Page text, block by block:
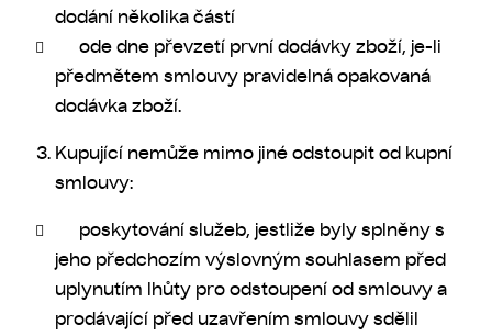
dodání několika částí
ode dne převzetí první dodávky zboží, je-li
předmětem smlouvy pravidelná opakovaná
dodávka zboží.
Kupující nemůže mimo jiné odstoupit od kupní
smlouvy:
poskytování služeb, jestliže byly splněny s
jeho předchozím výslovným souhlasem před
uplynutím lhůty pro odstoupení od smlouvy a
prodávající před uzavřením smlouvy sdělil